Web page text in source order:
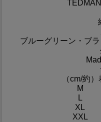
ブルーグリーン・ブ
（cm/約）
M
L
XL
XXL